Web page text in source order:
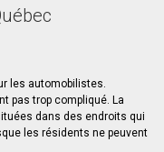
les automobilistes.
pas trop compliqué. La
dans des endroits qui
les résidents ne peuvent